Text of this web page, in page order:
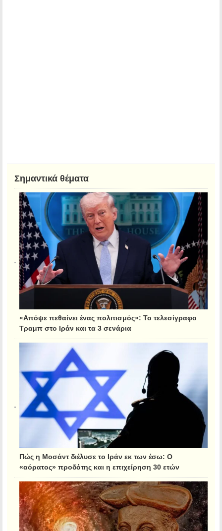
Σημαντικά θέματα
«Απόψε πεθαίνει ένας πολιτισμός»: Το τελεσίγραφο
Τραμπ στο Ιράν και τα 3 σενάρια
Πώς η Μοσάντ διέλυσε το Ιράν εκ των έσω: Ο
«αόρατος» προδότης και η επιχείρηση 30 ετών